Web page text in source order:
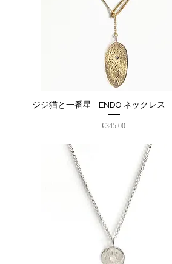
クイックビュー
ジジ猫と一番星 - ENDO ネックレス -
価格
€345.00